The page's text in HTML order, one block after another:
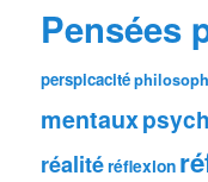
Pensées
perspicacité
mentaux
réalitéréflexion